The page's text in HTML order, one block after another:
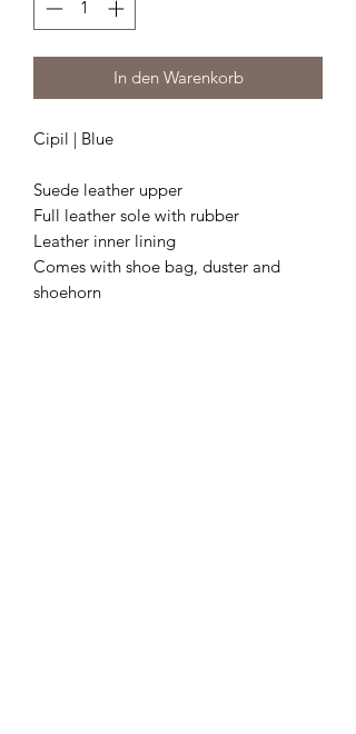
In den Warenkorb
Cipil | Blue
Suede leather upper
Full leather sole with rubber
Leather inner lining
Comes with shoe bag, duster and
shoehorn